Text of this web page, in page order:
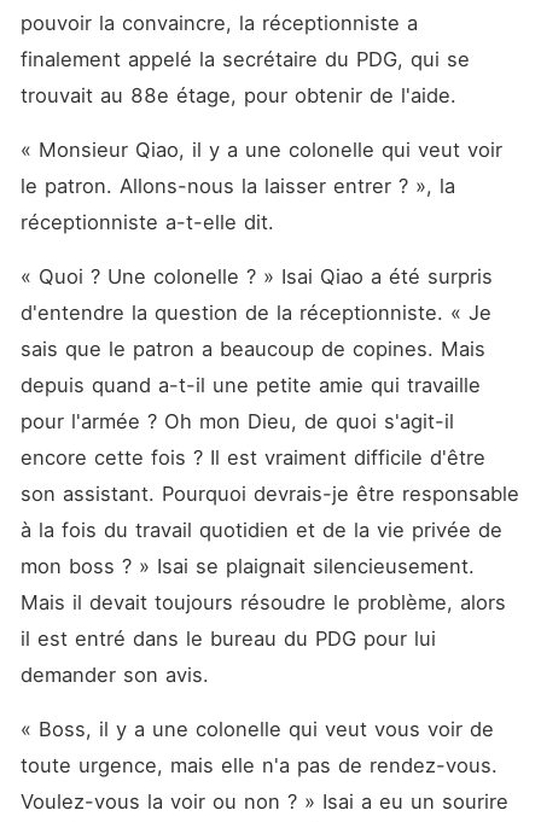
pouvoir la convaincre, la réceptionniste a
finalement appelé la secrétaire du PDG, qui se
trouvait au 88e étage, pour obtenir de l'aide.
« Monsieur Qiao, il y a une colonelle qui veut voir
le patron. Allons-nous la laisser entrer ? », la
réceptionniste a-t-elle dit.
« Quoi ? Une colonelle ? » Isai Qiao a été surpris
d'entendre la question de la réceptionniste. « Je
sais que le patron a beaucoup de copines. Mais
depuis quand a-t-il une petite amie qui travaille
pour l'armée ? Oh mon Dieu, de quoi s'agit-il
encore cette fois ? Il est vraiment difficile d'être
son assistant. Pourquoi devrais-je être responsable
à la fois du travail quotidien et de la vie privée de
mon boss ? » Isai se plaignait silencieusement.
Mais il devait toujours résoudre le problème, alors
il est entré dans le bureau du PDG pour lui
demander son avis.
« Boss, il y a une colonelle qui veut vous voir de
toute urgence, mais elle n'a pas de rendez-vous.
Voulez-vous la voir ou non ? » Isai a eu un sourire